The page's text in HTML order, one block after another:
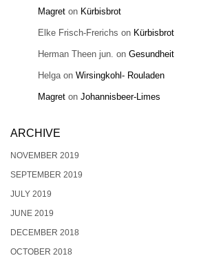
Magret on Kürbisbrot
Elke Frisch-Frerichs on Kürbisbrot
Herman Theen jun. on Gesundheit
Helgaon Wirsingkohl- Rouladen
Magret on Johannisbeer-Limes
ARCHIVE
NOVEMBER 2019
SEPTEMBER 2019
JULY 2019
JUNE 2019
DECEMBER 2018
OCTOBER 2018